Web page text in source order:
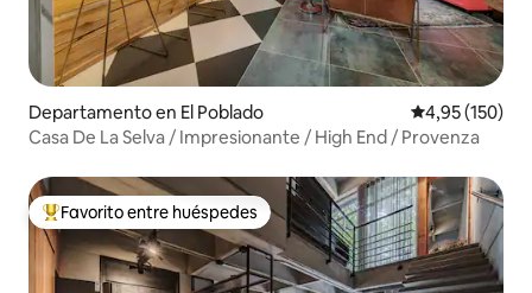
Departamento en El Poblado Calificación
4,95 (150)
Casa De La Selva / Impresionante / High End / Provenza
Favorito entre los huéspedes más destacados
Favorito entre huéspedes